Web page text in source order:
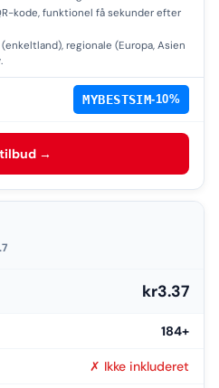
kode, funktionel få sekunder efter
regionale (Europa, Asien
MYBESTSIM-10%
→
kr3.37
184+
✗ Ikke inkluderet